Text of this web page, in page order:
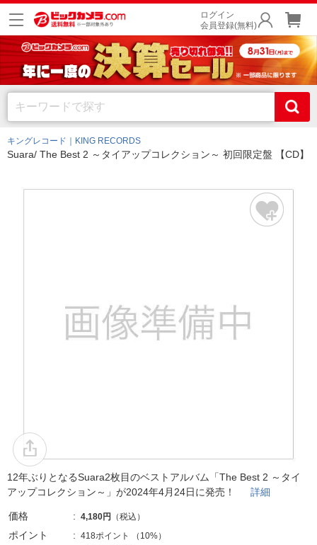
ログイン
会員登録(無料)
キングレコード｜KING RECORDS
Suara/ The Best 2 ～タイアップコレクション～ 初回限定盤 【CD】
12年ぶりとなるSuara2枚目のベストアルバム「The Best 2 ～タイ
アップコレクション～」が2024年4月24日に発売！ 詳細
価格 4,180円 （税込）
ポイント 418ポイント （ 10%）